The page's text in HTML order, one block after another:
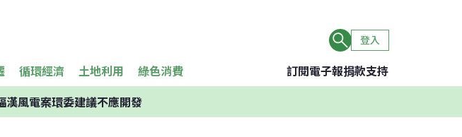
登入
循環經濟 土地利用 綠色消費 訂閱電子報捐款支持
漢風電案環委建議不應開發